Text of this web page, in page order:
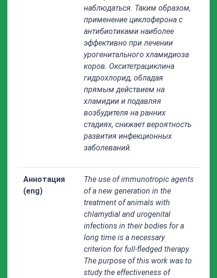
наблюдаться. Таким образом,
применение циклоферона с
антибиотиками наиболее
эффективно при лечении
урогенитального хламидиоза
коров. Окситетрациклина
гидрохлорид, обладая
прямым действием на
хламидии и подавляя
возбудителя на ранних
стадиях, снижает вероятность
развития инфекционных
заболеваний.
Аннотация
(eng)
The use of immunotropic agents
of a new generation in the
treatment of animals with
chlamydial and urogenital
infections in their bodies for a
long time is a necessary
criterion for full-fledged therapy.
The purpose of this work was to
study the effectiveness of